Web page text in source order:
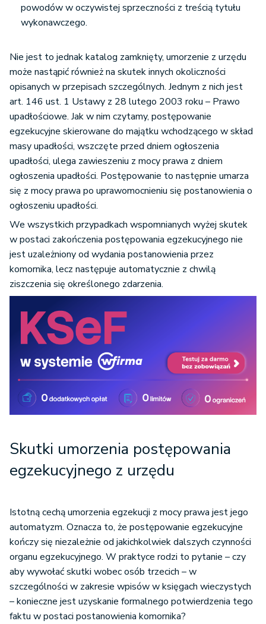
powodów w oczywistej sprzeczności z treścią tytułu
wykonawczego.
Nie jest to jednak katalog zamknięty, umorzenie z urzędu
może nastąpić również na skutek innych okoliczności
opisanych w przepisach szczególnych. Jednym z nich jest
art. 146 ust. 1 Ustawy z 28 lutego 2003 roku – Prawo
upadłościowe. Jak w nim czytamy, postępowanie
egzekucyjne skierowane do majątku wchodzącego w skład
masy upadłości, wszczęte przed dniem ogłoszenia
upadłości, ulega zawieszeniu z mocy prawa z dniem
ogłoszenia upadłości. Postępowanie to następnie umarza
się z mocy prawa po uprawomocnieniu się postanowienia o
ogłoszeniu upadłości.
We wszystkich przypadkach wspomnianych wyżej skutek
w postaci zakończenia postępowania egzekucyjnego nie
jest uzależniony od wydania postanowienia przez
komornika, lecz następuje automatycznie z chwilą
ziszczenia się określonego zdarzenia.
Skutki umorzenia postępowania
egzekucyjnego z urzędu
Istotną cechą umorzenia egzekucji z mocy prawa jest jego
automatyzm. Oznacza to, że postępowanie egzekucyjne
kończy się niezależnie od jakichkolwiek dalszych czynności
organu egzekucyjnego. W praktyce rodzi to pytanie – czy
aby wywołać skutki wobec osób trzecich – w
szczególności w zakresie wpisów w księgach wieczystych
– konieczne jest uzyskanie formalnego potwierdzenia tego
faktu w postaci postanowienia komornika?